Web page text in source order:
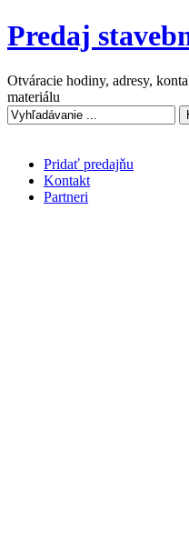
Predaj
Otváracie hodiny, adresy,
materiálu
Pridať predajňu
Kontakt
Partneri